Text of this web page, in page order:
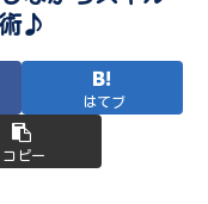
♪
はてブ
コピー